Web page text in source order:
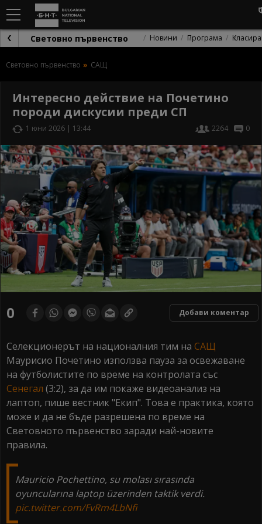
Световно първенство Новини Програма
Световно първенство САЩ
Интересно действие на Почетино
породи дискусии преди СП
1 юни 2026 | 13:44 2264 0
0 Добави коментар
Селекционерът на националния тим на САЩ
Маурисио Почетино използва пауза за освежаване
на футболистите по време на контролата със
Сенегал (3:2), за да им покаже видеоанализ на
лаптоп, пише вестник "Екип". Това е практика, която
може и да не бъде разрешена по време на
Световното първенство заради най-новите
правила.
Mauricio Pochettino, su molası sırasında
oyuncularına laptop üzerinden taktik verdi.
pic.twitter.com/FvRm4LbNfi